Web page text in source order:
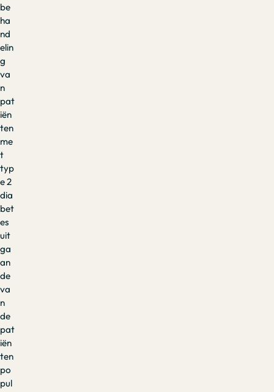
be
ha
nd
elin
g
va
n
pat
iën
ten
me
t
typ
e 2
dia
bet
es
uit
ga
an
de
va
n
de
pat
iën
ten
po
pul